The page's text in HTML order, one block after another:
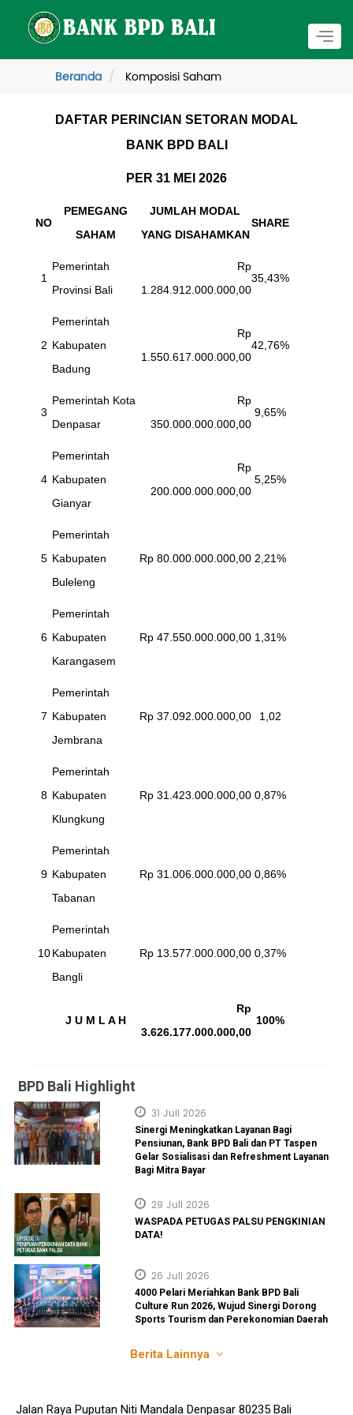
Beranda
Komposisi Saham
DAFTAR PERINCIAN SETORAN MODAL
BANK BPD BALI
PER 31 MEI 2026
NO
PEMEGANG
SAHAM
JUMLAH MODAL
YANG DISAHAMKAN
SHARE
1
Pemerintah
Provinsi Bali
Rp
1.284.912.000.000,00
35,43%
2
Pemerintah
Kabupaten
Badung
Rp
1.550.617.000.000,00
42,76%
3
Pemerintah Kota
Denpasar
Rp
350.000.000.000,00
9,65%
4
Pemerintah
Kabupaten
Gianyar
Rp
200.000.000.000,00
5,25%
5
Pemerintah
Kabupaten
Buleleng
Rp 80.000.000.000,00 2,21%
6
Pemerintah
Kabupaten
Karangasem
Rp 47.550.000.000,00 1,31%
7
Pemerintah
Kabupaten
Jembrana
Rp 37.092.000.000,00 1,02
8
Pemerintah
Kabupaten
Klungkung
Rp 31.423.000.000,00 0,87%
9
Pemerintah
Kabupaten
Tabanan
Rp 31.006.000.000,00 0,86%
10
Pemerintah
Kabupaten
Bangli
Rp 13.577.000.000,00 0,37%
J U M L A H
Rp
3.626.177.000.000,00
100%
BPD Bali Highlight
31 Juli 2026
Sinergi Meningkatkan Layanan Bagi
Pensiunan, Bank BPD Bali dan PT Taspen
Gelar Sosialisasi dan Refreshment Layanan
Bagi Mitra Bayar
29 Juli 2026
WASPADA PETUGAS PALSU PENGKINIAN
DATA!
26 Juli 2026
4000 Pelari Meriahkan Bank BPD Bali
Culture Run 2026, Wujud Sinergi Dorong
Sports Tourism dan Perekonomian Daerah
Berita Lainnya
Jalan Raya Puputan Niti Mandala Denpasar 80235 Bali